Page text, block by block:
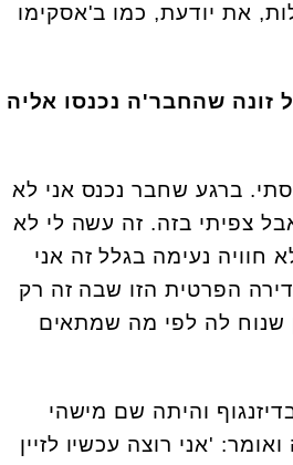
את יודעת, כמו ב'אסקימו
זונה שהחבר'ה נכנסו אליה
ברגע שחבר נכנס אני לא
צפיתי בזה. זה עשה לי לא
חוויה נעימה בגלל זה אני
הפרטית הזו שבה זה רק
שנוח לה לפי מה שמתאים
והיתה שם מישהי
'אני רוצה עכשיו לזיין